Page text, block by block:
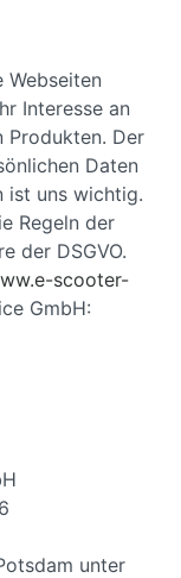
Webseiten
Interesse an
Produkten. Der
Daten
ist uns wichtig.
Regeln der
der DSGVO.
scooter-
GmbH:
unter